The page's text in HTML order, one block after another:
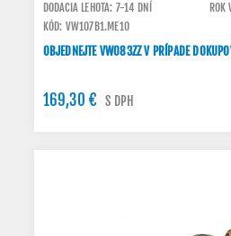
DODACIA LEHOTA: 7-14 DNÍ
KÓD: VW107B1.ME10
OBJEDNEJTE VW083ZZ V PRÍPADE
169,30 € S DPH